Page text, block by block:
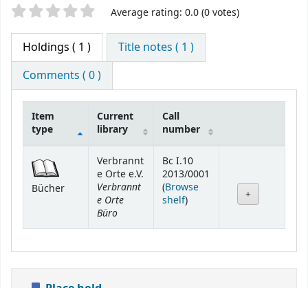
Star ratings Average rating: 0.0 (0 votes)
Holdings ( 1 )
Title notes ( 1 )
Comments ( 0 )
Item
type
Current
library
Call
number
Bücher
Verbrannt
e Orte e.V.
Verbrannt
e Orte
Büro
Bc I.10
2013/0001
(Browse
shelf(Opens below)
)